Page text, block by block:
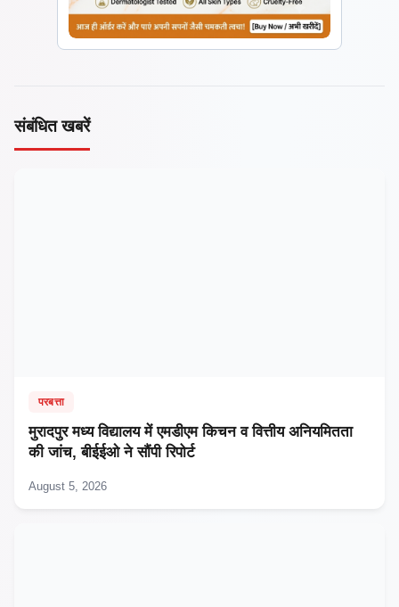
संबंधित खबरें
परबत्ता
मुरादपुर मध्य विद्यालय में एमडीएम किचन व वित्तीय अनियमितता
की जांच, बीईईओ ने सौंपी रिपोर्ट
August 5, 2026